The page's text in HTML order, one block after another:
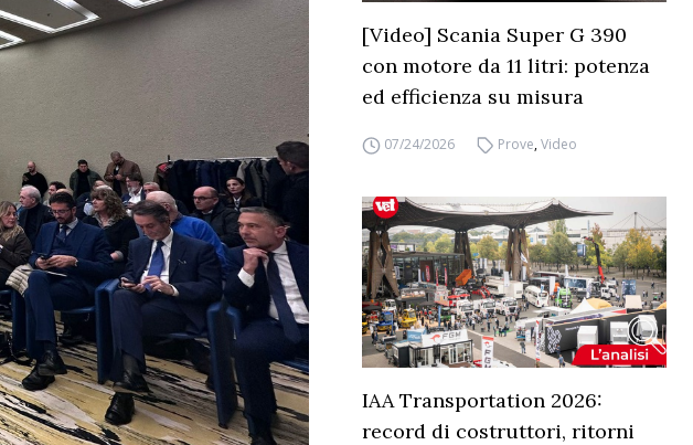
[Video] Scania Super G 390
con motore da 11 litri: potenza
ed efficienza su misura
07/24/2026 Prove,Video
IAA Transportation 2026:
record di costruttori, ritorni